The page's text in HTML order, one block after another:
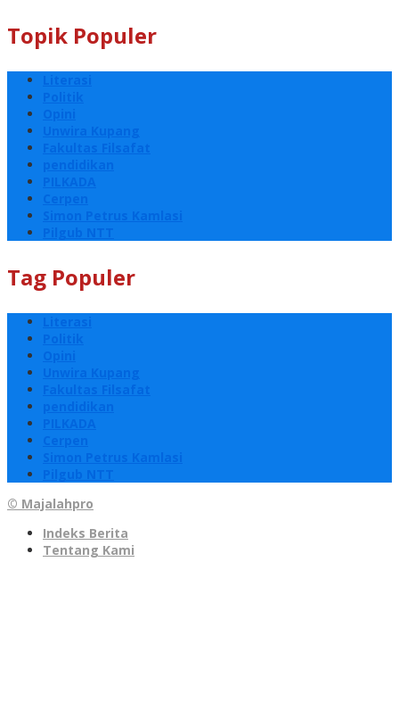
Topik Populer
Tag Populer
© Majalahpro
Indeks Berita
Tentang Kami